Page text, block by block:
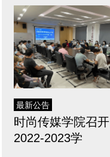
最新公告
时尚传媒学院召开
2022-2023学